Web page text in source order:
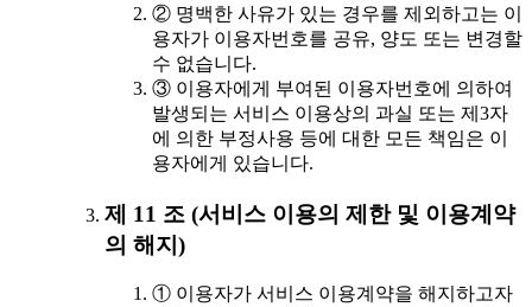
② 명백한 사유가 있는 경우를 제외하고는 이
용자가 이용자번호를 공유, 양도 또는 변경할
수 없습니다.
③ 이용자에게 부여된 이용자번호에 의하여
발생되는 서비스 이용상의 과실 또는 제3자
에 의한 부정사용 등에 대한 모든 책임은 이
용자에게 있습니다.
제 11 조 (서비스 이용의 제한 및 이용계약
의 해지)
① 이용자가 서비스 이용계약을 해지하고자